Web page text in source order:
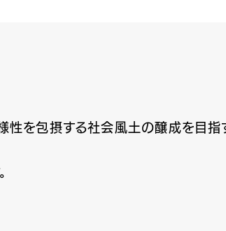
を包摂する社会風土の醸成を目指